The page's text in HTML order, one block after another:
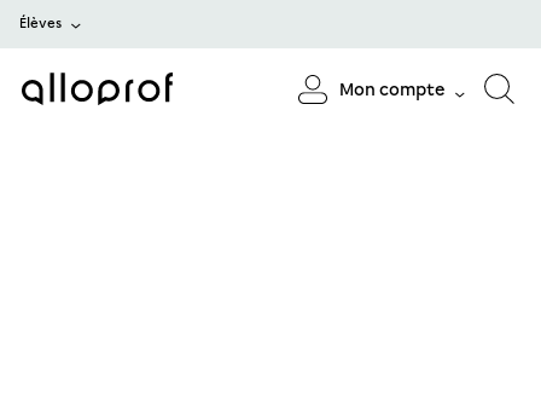
Élèves
Mon compte